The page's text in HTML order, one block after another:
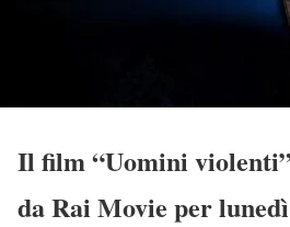
Il film “Uomini
da Rai Movie per